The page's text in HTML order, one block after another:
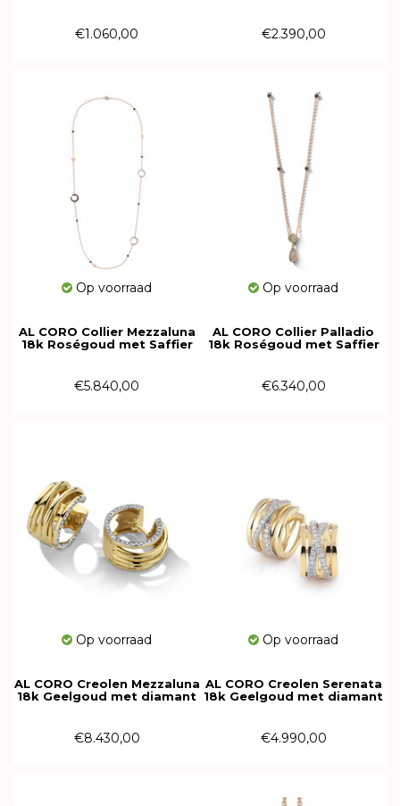
€1.060,00 €2.390,00
Op voorraad
AL CORO Collier Mezzaluna
18k Roségoud met Saffier
€5.840,00
Op voorraad
AL CORO Collier Palladio
18k Roségoud met Saffier
€6.340,00
Op voorraad
AL CORO Creolen Mezzaluna
18k Geelgoud met diamant
€8.430,00
Op voorraad
AL CORO Creolen Serenata
18k Geelgoud met diamant
€4.990,00